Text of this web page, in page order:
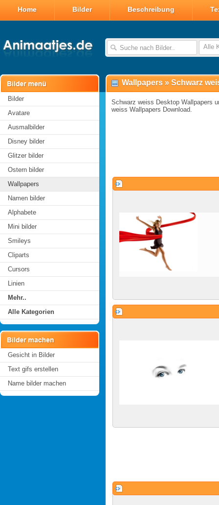
Home Bilder Beschreibung
Alle
Bilder
Avatare
Ausmalbilder
Disney bilder
Glitzer bilder
Ostern bilder
Wallpapers
Namen bilder
Alphabete
Mini bilder
Smileys
Cliparts
Cursors
Linien
Mehr..
Alle Kategorien
Gesicht in Bilder
Text gifs erstellen
Name bilder machen
Wallpapers » Schwarz
Schwarz weiss Desktop Wallpapers
weiss Wallpapers Download.